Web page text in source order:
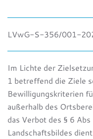
LVwG-S-356/001-
Im Lichte der
1 betreffend die Ziele
Bewilligungskriterien
außerhalb des
das Verbot des § 6
Landschaftsbildes